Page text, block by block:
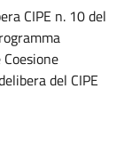
CIPE n. 10 del
del CIPE